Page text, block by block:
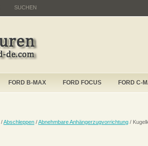
SUCHEN
FORD B-MAX FORD FOCUS FORD C-
/Abschleppen /Abnehmbare Anhängerzugvorrichtung /